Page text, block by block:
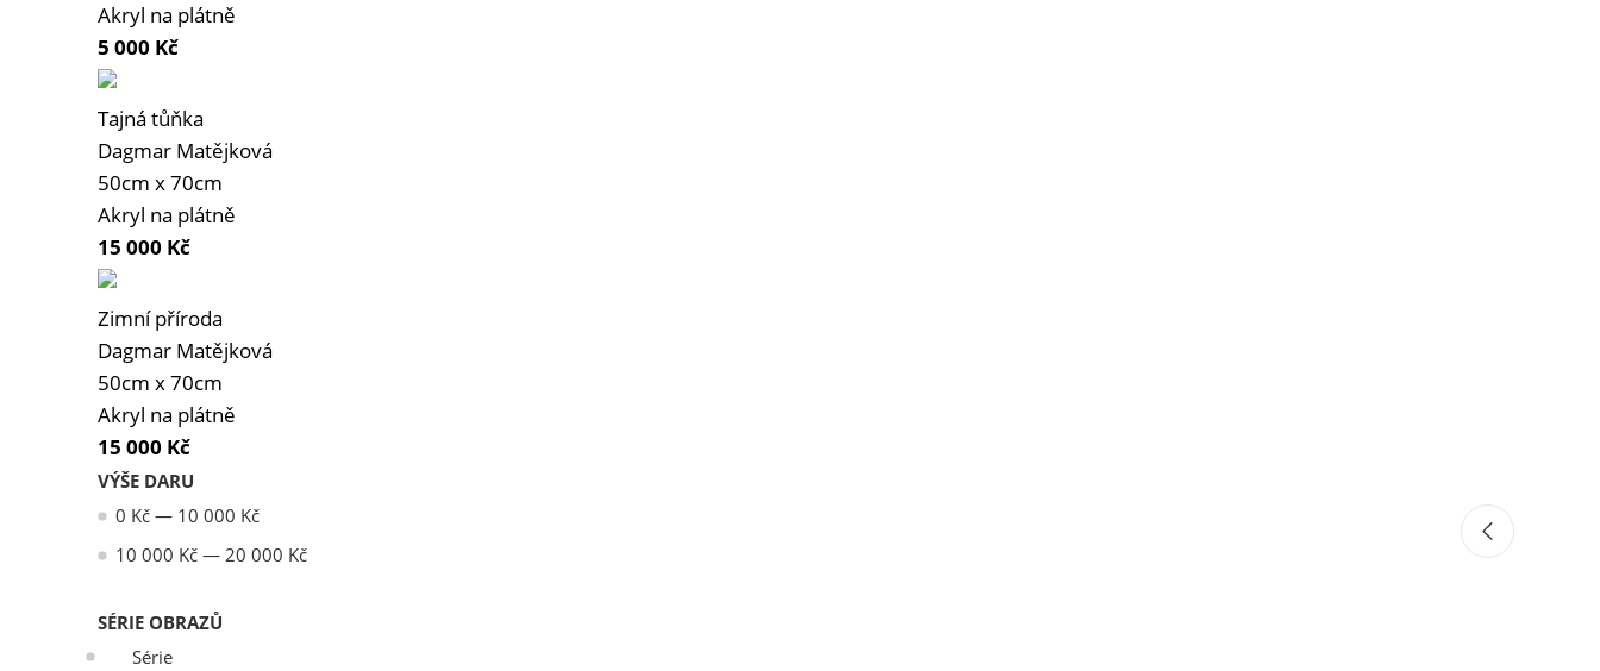
Akryl na plátně
5 000 Kč
Tajná tůňka
Dagmar Matějková
50cm x 70cm
Akryl na plátně
15 000 Kč
Zimní příroda
Dagmar Matějková
50cm x 70cm
Akryl na plátně
15 000 Kč
VÝŠE DARU
0 Kč — 10 000 Kč
10 000 Kč — 20 000 Kč
SÉRIE OBRAZŮ
Série